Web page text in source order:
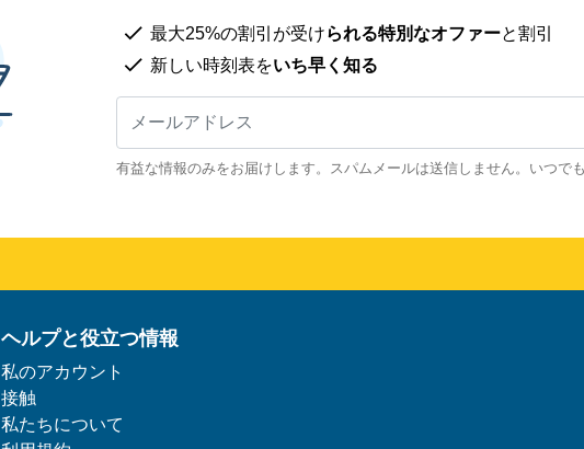
最大25%の割引が受けられる特別なオファーと割引
新しい時刻表をいち早く知る
有益な情報のみをお届けします。スパムメールは送信しません。いつで
ヘルプと役立つ情報
私のアカウント
接触
私たちについて